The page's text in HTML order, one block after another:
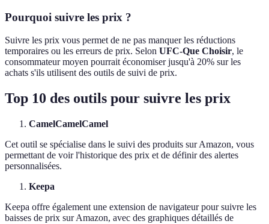
Pourquoi suivre les prix ?
Suivre les prix vous permet de ne pas manquer les réductions
temporaires ou les erreurs de prix. Selon UFC-Que Choisir, le
consommateur moyen pourrait économiser jusqu'à 20% sur les
achats s'ils utilisent des outils de suivi de prix.
Top 10 des outils pour suivre les prix
CamelCamelCamel
Cet outil se spécialise dans le suivi des produits sur Amazon, vous
permettant de voir l'historique des prix et de définir des alertes
personnalisées.
Keepa
Keepa offre également une extension de navigateur pour suivre les
baisses de prix sur Amazon, avec des graphiques détaillés de